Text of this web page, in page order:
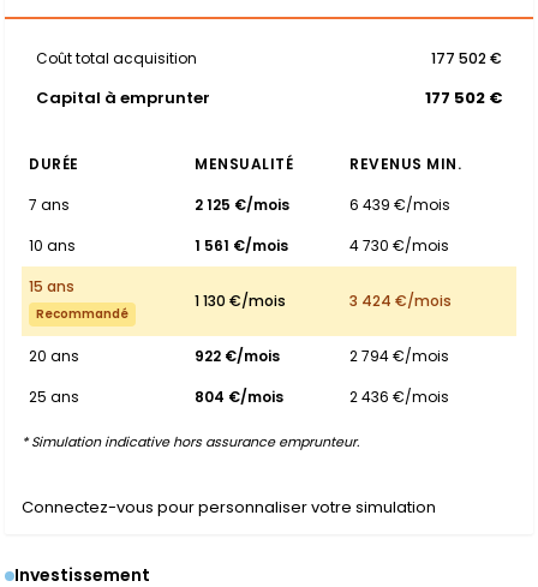
Coût total acquisition 177 502 €
Capital à emprunter 177 502 €
DURÉE MENSUALITÉ
REVENUS MIN.
7 ans
2 125 €/mois
6 439 €/mois
10 ans
1 561 €/mois
4 730 €/mois
15 ans
Recommandé
1 130 €/mois 3 424 €/mois
20 ans 922 €/mois
2 794 €/mois
25 ans
804 €/mois 2 436 €/mois
* Simulation indicative hors assurance emprunteur.
Connectez-vous pour personnaliser votre simulation
Investissement